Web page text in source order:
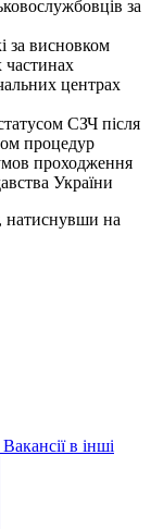
за
за висновком
центрах
СЗЧ після
процедур
проходження
України
натиснувши на
Вакансії в інші